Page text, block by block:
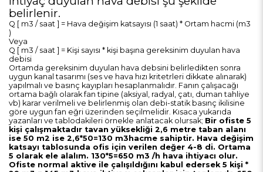
belirlenir.
Q [ m3 / saat ] = Hava değişim katsayısı (1 saat) * Ortam hacmi (m3
)
Veya
Q [ m3 / saat ] = Kişi sayısı * kişi başına gereksinim duyulan hava
debisi
Ortamda gereksinim duyulan hava debsini belirledikten sonra
uygun kanal tasarımı (ses ve hava hızı kritetrleri dikkate alınarak)
yapılmalı ve basınç kayıpları hesaplanmalıdır. Fanın çalışacağı
ortama bağlı olarak fan tipine (aksiyal, radyal, çatı, duman tahliye
vb) karar verilmeli ve belirlenmiş olan debi-statik basınç ikilisine
göre uygun fan eğri üzerinden seçilmelidir. Kısaca yukarıda
yazanları ve tablodakileri örnekle anlatacak olursak; Bir ofiste 5
kişi çalışmaktadır tavan yüksekliği 2,6 metre taban alanı
ise 50 m2 ise 2,6*50=130 m3hacme sahiptir. Hava değişim
katsayı tablosunda ofis için verilen değer 4-8 di. Ortama
5 olarak ele alalım. 130*5=650 m3 /h hava ihtiyacı olur.
Ofiste normal aktive ile çalışıldığını kabul edersek 5 kişi *